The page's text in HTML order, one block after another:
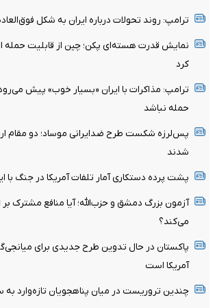
ترامپ: روند تحولات درباره ایران به شکل
نمایش قدرت هسته‌ای پکن؛ چین از قابلیت حمله
کرد
ترامپ: مذاکرات با ایران «بسیار خوب» پیش
حمله نباشد
پس‌لرزه شکست طرح ضدایرانی موساد؛ دو مقام
شدند
پشت پرده دستکاری آمار تلفات آمریکا در جنگ با
آزمون بزرگ دمشق و حزب‌الله؛ آیا منافع مشترک بر
می‌کند؟
پاکستان در حال تدوین طرح جدیدی برای
آمریکا است
چندین تروریست در میان پناهجویان تازه‌وارد